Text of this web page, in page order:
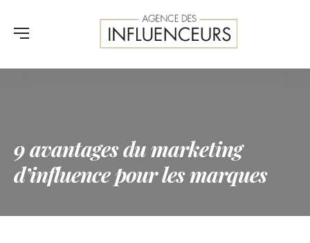
9 avantages du marketing
d’influence pour les marques